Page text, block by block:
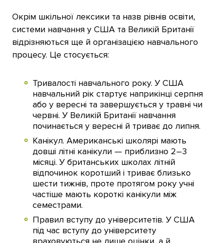
Окрім шкільної лексики та назв рівнів освіти,
системи навчання у США та Великій Британії
відрізняються ще й організацією навчального
процесу. Це стосується:
Тривалості навчального року. У США
навчальний рік стартує наприкінці серпня
або у вересні та завершується у травні чи
червні. У Великій Британії навчання
починається у вересні й триває до липня.
Канікул. Американські школярі мають
довші літні канікули — приблизно 2–3
місяці. У британських школах літній
відпочинок коротший і триває близько
шести тижнів, проте протягом року учні
частіше мають короткі канікули між
семестрами.
Правил вступу до університетів. У США
під час вступу до університету